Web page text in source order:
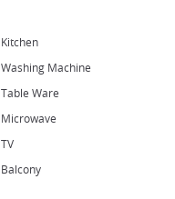
Kitchen
Washing Machine
Table Ware
Microwave
TV
Balcony